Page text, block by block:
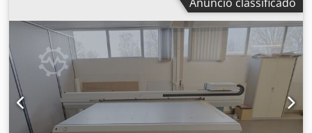
mencionado não está à venda ou revenda na Rússia ou em
qualquer país sujeito a embargo da UE.